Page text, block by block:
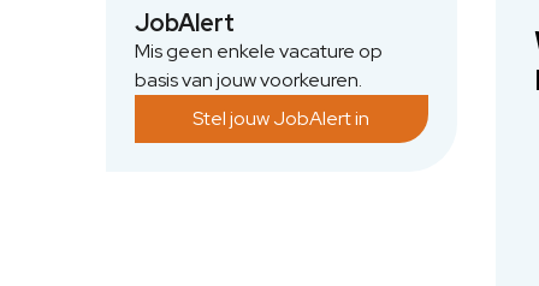
JobAlert
Mis geen enkele vacature op
basis van jouw voorkeuren.
Stel jouw JobAlert in